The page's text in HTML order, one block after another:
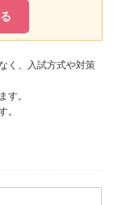
く、入試方式や対策
す。
。